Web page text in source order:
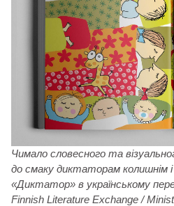
Чимало словесного та
до смаку диктаторам колишнім
«Диктатор» в українському
Finnish Literature Exchange /